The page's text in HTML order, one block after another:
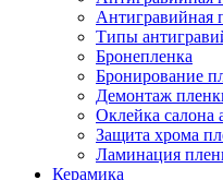
Антигравийная
Типы
Бронепленка
Бронирование
Демонтаж
Оклейка салона
Защита хрома
Ламинация
Керамика